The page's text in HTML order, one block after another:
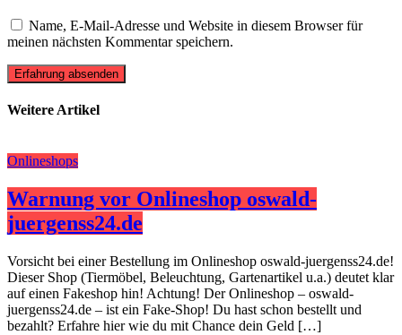
Name, E-Mail-Adresse und Website in diesem Browser für
meinen nächsten Kommentar speichern.
Erfahrung absenden
Weitere Artikel
Onlineshops
Warnung vor Onlineshop oswald-
juergenss24.de
Vorsicht bei einer Bestellung im Onlineshop oswald-juergenss24.de!
Dieser Shop (Tiermöbel, Beleuchtung, Gartenartikel u.a.) deutet klar
auf einen Fakeshop hin! Achtung! Der Onlineshop – oswald-
juergenss24.de – ist ein Fake-Shop! Du hast schon bestellt und
bezahlt? Erfahre hier wie du mit Chance dein Geld […]